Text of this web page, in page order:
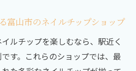
けるおしゃれなネイルチップ
中の最新ネイルチップデザイ
富山市のネイルチップショップ
ルチップを楽しむなら、駅近く
す。これらのショップでは、最